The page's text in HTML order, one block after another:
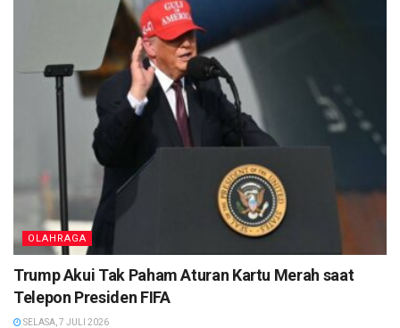
OLAHRAGA
Trump Akui Tak Paham Aturan Kartu Merah saat
Telepon Presiden FIFA
SELASA, 7 JULI 2026